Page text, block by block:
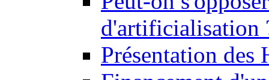
d'artificialisation
Présentation des